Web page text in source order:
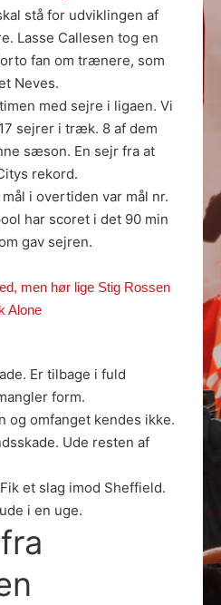
stå for udviklingen af
Lasse Callesen tog en
fan om trænere, som
Neves.
med sejre i ligaen. Vi
sejrer i træk. 8 af dem
sæson. En sejr fra at
rekord.
i overtiden var mål nr.
har scoret i det 90 min
gav sejren.
men hør lige Stig Rossen
Alone
Er tilbage i fuld
form.
og omfanget kendes ikke.
Ude resten af
et slag imod Sheffield.
i en uge.